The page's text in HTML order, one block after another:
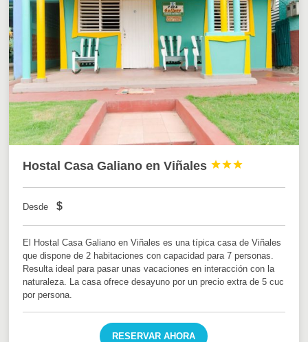
Hostal Casa Galiano en Viñales 


Desde $
El Hostal Casa Galiano en Viñales es una típica casa de Viñales
que dispone de 2 habitaciones con capacidad para 7 personas.
Resulta ideal para pasar unas vacaciones en interacción con la
naturaleza. La casa ofrece desayuno por un precio extra de 5 cuc
por persona.
RESERVAR AHORA